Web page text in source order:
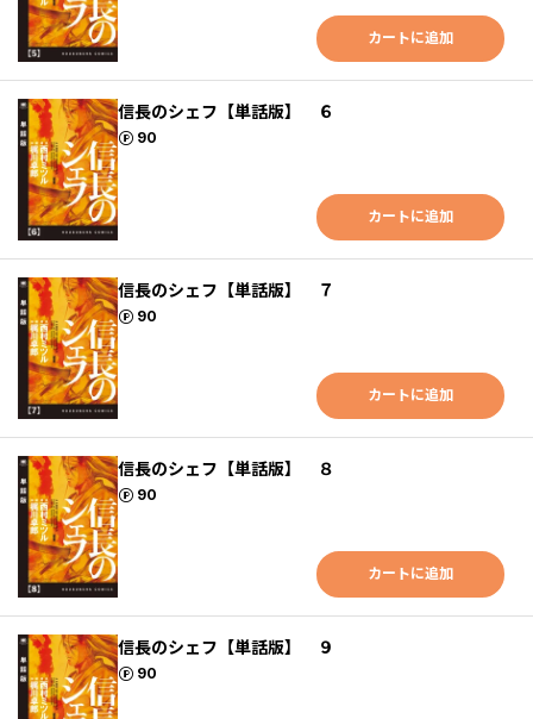
カートに追加
信長のシェフ【単話版】 ６
90
ポイント
カートに追加
信長のシェフ【単話版】 ７
90
ポイント
カートに追加
信長のシェフ【単話版】 ８
90
ポイント
カートに追加
信長のシェフ【単話版】 ９
90
ポイント